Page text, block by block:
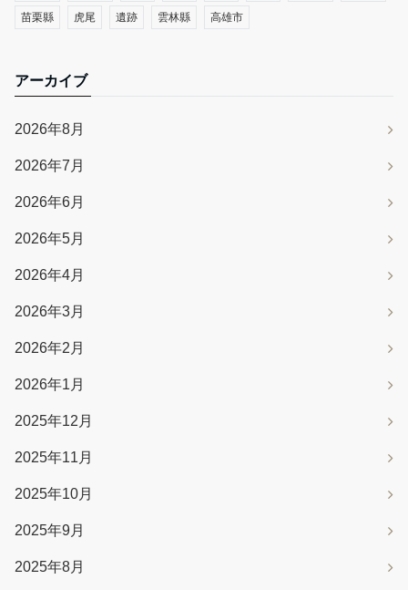
苗栗縣 虎尾 遺跡 雲林縣 高雄市
アーカイブ
2026年8月
2026年7月
2026年6月
2026年5月
2026年4月
2026年3月
2026年2月
2026年1月
2025年12月
2025年11月
2025年10月
2025年9月
2025年8月